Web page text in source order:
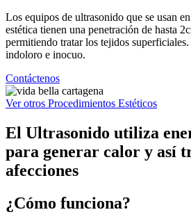
Los equipos de ultrasonido que se usan
estética tienen una penetración de hasta
permitiendo tratar los tejidos
indoloro e inocuo.
Contáctenos
Ver otros Procedimientos Estéticos
El Ultrasonido utiliza
para generar calor y así
afecciones
¿Cómo funciona?